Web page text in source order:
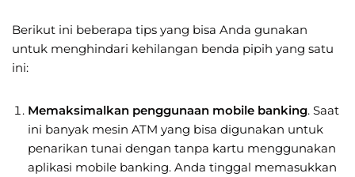
Berikut ini beberapa tips yang bisa Anda gunakan
untuk menghindari kehilangan benda pipih yang satu
ini:
Memaksimalkan penggunaan mobile banking. Saat
ini banyak mesin ATM yang bisa digunakan untuk
penarikan tunai dengan tanpa kartu menggunakan
aplikasi mobile banking. Anda tinggal memasukkan